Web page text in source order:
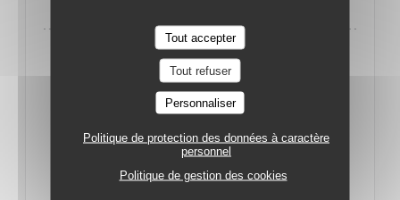
Tout accepter
Tout refuser
Personnaliser
Politique de protection des données à caractère
personnel
Politique de gestion des cookies